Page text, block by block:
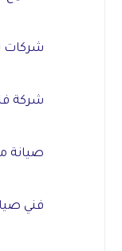
شركات
شركة
صيانة
فني